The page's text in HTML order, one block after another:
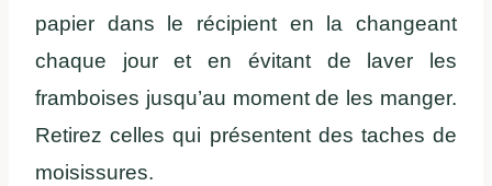
papier dans le récipient en la changeant
chaque jour et en évitant de laver les
framboises jusqu’au moment de les manger.
Retirez celles qui présentent des taches de
moisissures.